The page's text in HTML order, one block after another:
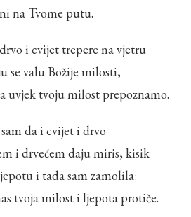
na Tvome putu.
i cvijet trepere na vjetru
se valu Božije milosti,
uvjek tvoju milost prepoznamo.
da i cvijet i drvo
i drvećem daju miris, kisik
i tada sam zamolila:
tvoja milost i ljepota protiče.